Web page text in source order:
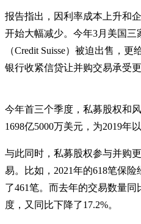
报告指出，因利率成本上升和
开始大幅减少。今年3月美国
（Credit Suisse）被迫出售，
银行收紧信贷让并购交易承受更
今年首三个季度，私募股权和
1698亿5000万美元，为2019年
与此同时，私募股权参与并购
易。比如，2021年的618笔保
了461笔。而去年的交易数量同
度，又同比下降了17.2%。